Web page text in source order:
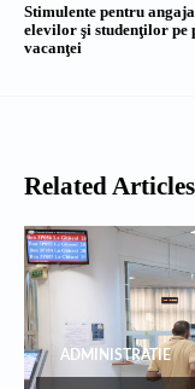
Stimulente pentru
elevilor şi studenţilor pe
vacanţei
Related Articles
ADMINISTRATIE